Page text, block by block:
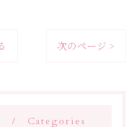
次のページ >
Categories